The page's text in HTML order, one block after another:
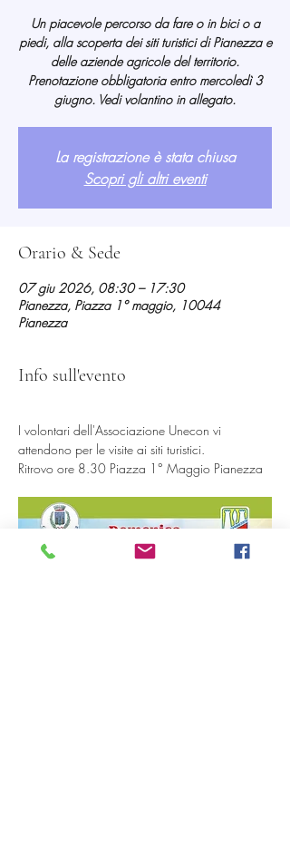
Un piacevole percorso da fare o in bici o a
piedi, alla scoperta dei siti turistici di Pianezza e
delle aziende agricole del territorio.
Prenotazione obbligatoria entro mercoledì 3
giugno. Vedi volantino in allegato.
La registrazione è stata chiusa
Scopri gli altri eventi
Orario & Sede
07 giu 2026, 08:30 – 17:30
Pianezza, Piazza 1° maggio, 10044
Pianezza
Info sull'evento
I volontari dell'Associazione Unecon vi
attendono per le visite ai siti turistici.
Ritrovo ore 8.30 Piazza 1° Maggio Pianezza